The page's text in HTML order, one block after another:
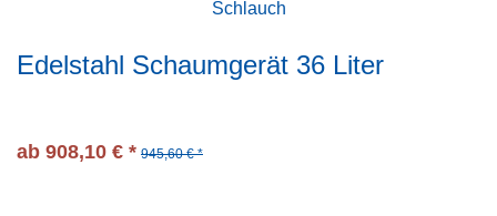
Edelstahl Schaumgerät 36 Liter
ab 908,10 € * 945,60 € *